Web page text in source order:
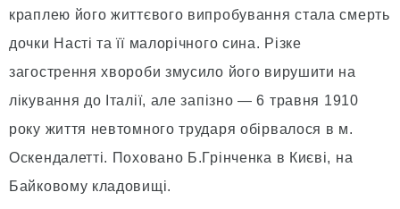
краплею його життєвого випробування стала смерть
дочки Насті та її малорічного сина. Різке
загострення хвороби змусило його вирушити на
лікування до Італії, але запізно — 6 травня 1910
року життя невтомного трударя обірвалося в м.
Оскендалетті. Поховано Б.Грінченка в Києві, на
Байковому кладовищі.